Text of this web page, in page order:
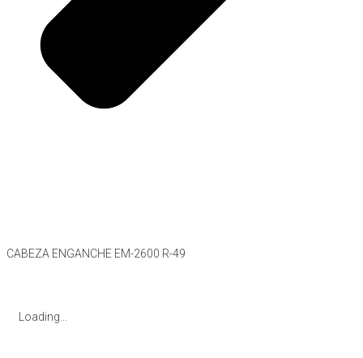
CABEZA ENGANCHE EM-2600 R-49
Loading...